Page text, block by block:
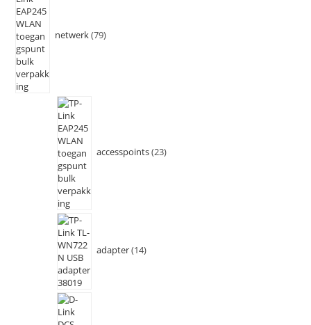
netwerk 79
accesspoints 23
adapter 14